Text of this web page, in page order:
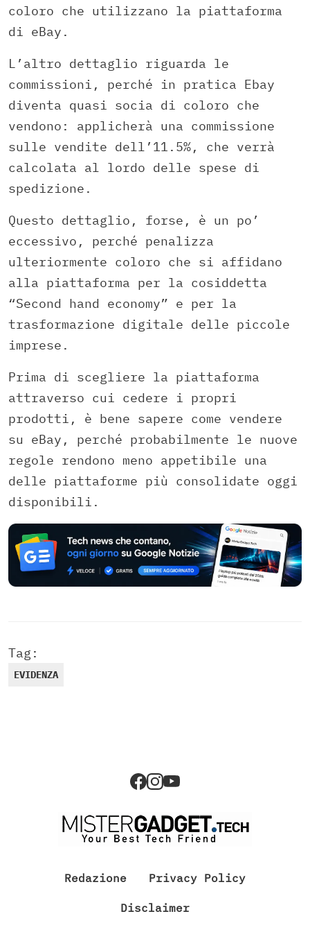
coloro che utilizzano la piattaforma
di eBay.
L’altro dettaglio riguarda le
commissioni, perché in pratica Ebay
diventa quasi socia di coloro che
vendono: applicherà una commissione
sulle vendite dell’11.5%, che verrà
calcolata al lordo delle spese di
spedizione.
Questo dettaglio, forse, è un po’
eccessivo, perché penalizza
ulteriormente coloro che si affidano
alla piattaforma per la cosiddetta
“Second hand economy” e per la
trasformazione digitale delle piccole
imprese.
Prima di scegliere la piattaforma
attraverso cui cedere i propri
prodotti, è bene sapere come vendere
su eBay, perché probabilmente le nuove
regole rendono meno appetibile una
delle piattaforme più consolidate oggi
disponibili.
Tag:
EVIDENZA
Redazione Privacy Policy
Disclaimer